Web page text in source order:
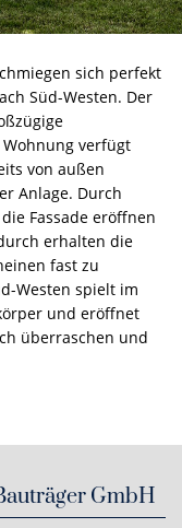
sich perfekt
Süd-Westen. Der
verfügt
von außen
Anlage. Durch
Fassade eröffnen
erhalten die
fast zu
Westen spielt im
und eröffnet
überraschen und
GmbH